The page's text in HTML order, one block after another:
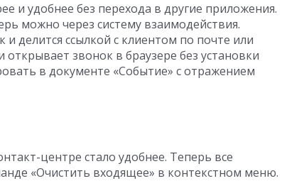
и удобнее без перехода в другие приложения.
можно через систему взаимодействия.
делится ссылкой с клиентом по почте или
звонок в браузере без установки
в документе «Событие» с отражением
центре стало удобнее. Теперь все
«Очистить входящее» в контекстном меню.